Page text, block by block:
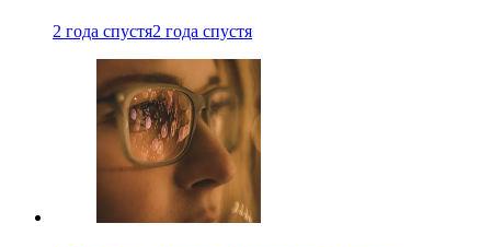
2 года спустя2 года спустя